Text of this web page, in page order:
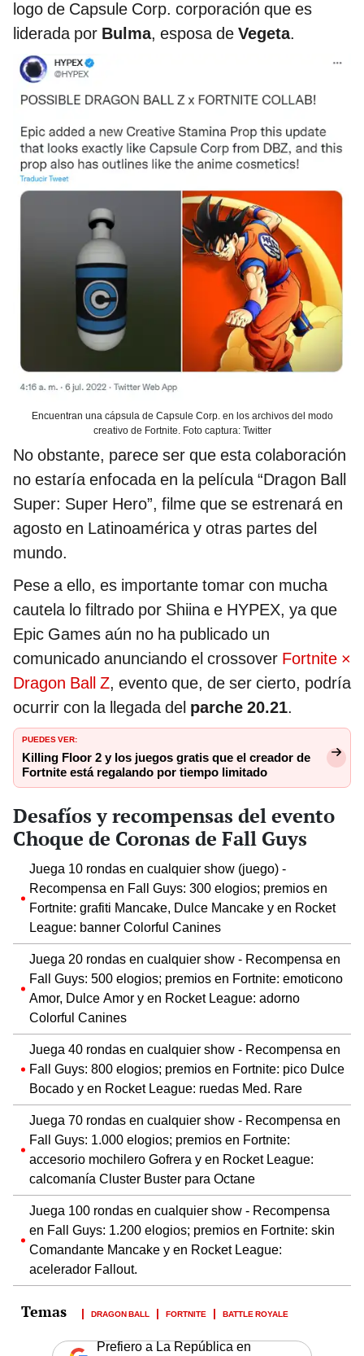
logo de Capsule Corp. corporación que es
liderada por Bulma, esposa de Vegeta.
Encuentran una cápsula de Capsule Corp. en los archivos del modo
creativo de Fortnite. Foto captura: Twitter
No obstante, parece ser que esta colaboración
no estaría enfocada en la película “Dragon Ball
Super: Super Hero”, filme que se estrenará en
agosto en Latinoamérica y otras partes del
mundo.
Pese a ello, es importante tomar con mucha
cautela lo filtrado por Shiina e HYPEX, ya que
Epic Games aún no ha publicado un
comunicado anunciando el crossover Fortnite ×
Dragon Ball Z, evento que, de ser cierto, podría
ocurrir con la llegada del parche 20.21.
PUEDES VER:
Killing Floor 2 y los juegos gratis que el creador de
Fortnite está regalando por tiempo limitado
Desafíos y recompensas del evento
Choque de Coronas de Fall Guys
Juega 10 rondas en cualquier show (juego) -
Recompensa en Fall Guys: 300 elogios; premios en
Fortnite: grafiti Mancake, Dulce Mancake y en Rocket
League: banner Colorful Canines
Juega 20 rondas en cualquier show - Recompensa en
Fall Guys: 500 elogios; premios en Fortnite: emoticono
Amor, Dulce Amor y en Rocket League: adorno
Colorful Canines
Juega 40 rondas en cualquier show - Recompensa en
Fall Guys: 800 elogios; premios en Fortnite: pico Dulce
Bocado y en Rocket League: ruedas Med. Rare
Juega 70 rondas en cualquier show - Recompensa en
Fall Guys: 1.000 elogios; premios en Fortnite:
accesorio mochilero Gofrera y en Rocket League:
calcomanía Cluster Buster para Octane
Juega 100 rondas en cualquier show - Recompensa
en Fall Guys: 1.200 elogios; premios en Fortnite: skin
Comandante Mancake y en Rocket League:
acelerador Fallout.
DRAGON BALL FORTNITE BATTLE ROYALE
Prefiero a La República en